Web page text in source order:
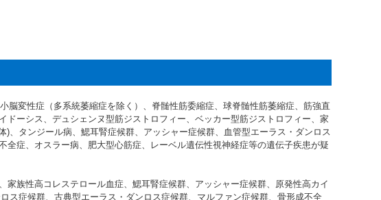
脳変性症（多系統萎縮症を除く）、脊髄性筋委縮症、球脊髄性筋萎縮症、筋強直
ーシス、デュシェンヌ型筋ジストロフィー、ベッカー型筋ジストロフィー、家
タンジール病、鰓耳腎症候群、アッシャー症候群、血管型エーラス・ダンロス
症、オスラー病、肥大型心筋症、レーベル遺伝性視神経症等の遺伝子疾患が疑
族性高コレステロール血症、鰓耳腎症候群、アッシャー症候群、原発性高カイ
ス症候群、古典型エーラス・ダンロス症候群、マルファン症候群、骨形成不全